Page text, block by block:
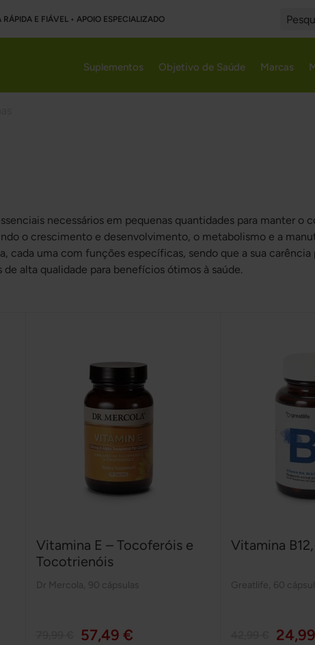
E FIÁVEL • APOIO ESPECIALIZADO
Suplementos Objetivo de Saúde Marcas
necessários em pequenas quantidades para manter o
o crescimento e desenvolvimento, o metabolismo e a
cada uma com funções específicas, sendo que a sua
alta qualidade para benefícios ótimos à saúde.
Vitamina E – Tocoferóis e
Tocotrienóis
Dr Mercola 90 cápsulas
57,49 €
Vitamina
Greatlife 60